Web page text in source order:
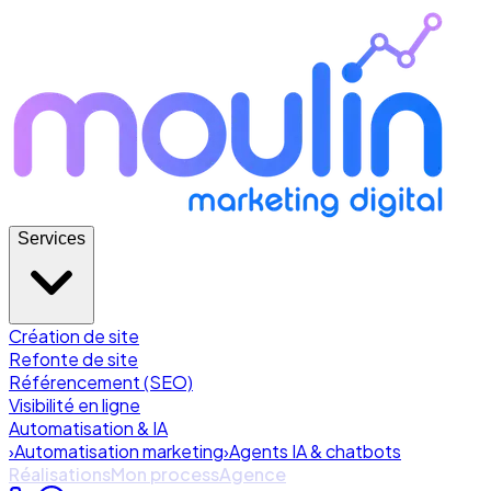
Services
Création de site
Refonte de site
Référencement (SEO)
Visibilité en ligne
Automatisation & IA
›Automatisation marketing›Agents IA & chatbots
RéalisationsMon processAgence